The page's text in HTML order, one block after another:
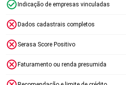
Indicação de empresas vinculadas
Dados cadastrais completos
Serasa Score Positivo
Faturamento ou renda presumida